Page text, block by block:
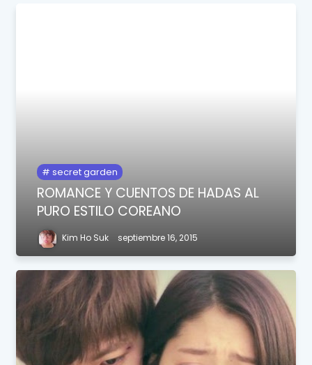
secret garden
ROMANCE Y CUENTOS DE HADAS AL
PURO ESTILO COREANO
Kim Ho Suk septiembre 16, 2015